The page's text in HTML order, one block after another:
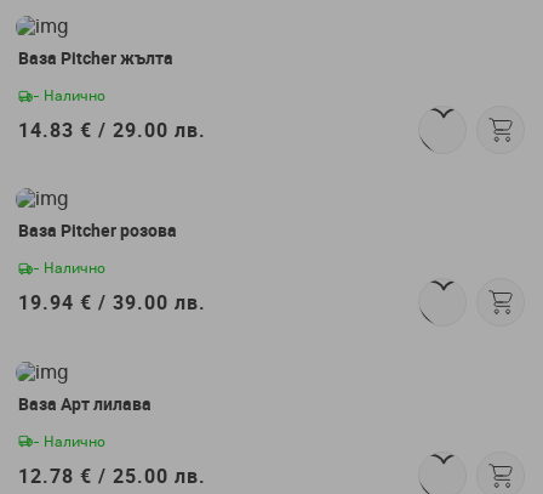
Ваза Pitcher жълта
- Налично
14.83 € / 29.00 лв.
Ваза Pitcher розова
- Налично
19.94 € / 39.00 лв.
Ваза Арт лилава
- Налично
12.78 € / 25.00 лв.